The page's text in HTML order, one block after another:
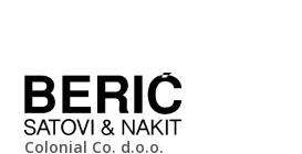
Colonial Co. d.o.o.